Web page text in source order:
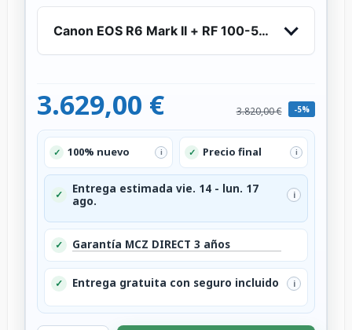
Canon EOS R6 Mark II + RF 100-500mm f/4.5-
3.629,00 € 3.820,00 € -5%
✓ 100% nuevo i ✓ Precio final i
✓
Entrega estimada vie. 14 - lun. 17
ago.
i
✓ Garantía MCZ DIRECT 3 años
✓ Entrega gratuita con seguro incluido i